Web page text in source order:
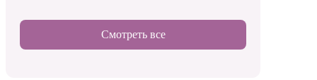
Смотреть все